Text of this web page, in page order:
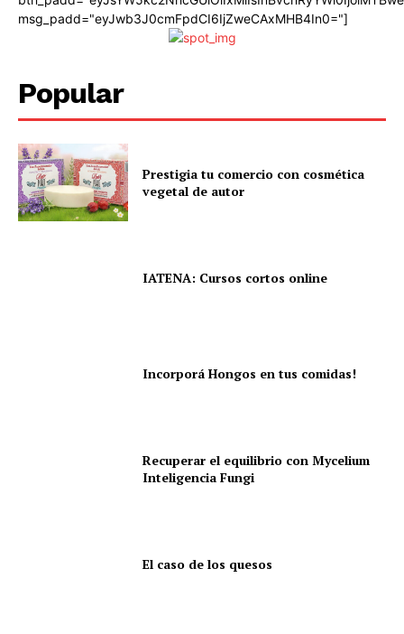
msg_padd="eyJwb3J0cmFpdCI6IjZweCAxMHB4In0="]
Popular
Prestigia tu comercio con cosmética
vegetal de autor
IATENA: Cursos cortos online
Incorporá Hongos en tus comidas!
Recuperar el equilibrio con Mycelium
Inteligencia Fungi
El caso de los quesos